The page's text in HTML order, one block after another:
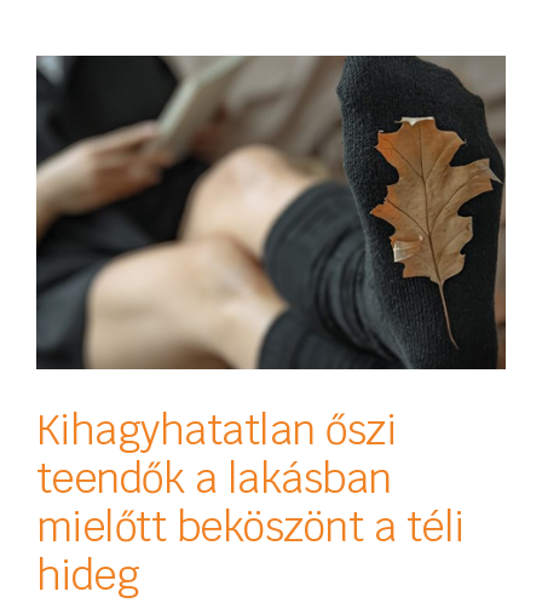
Kihagyhatatlan őszi
teendők a lakásban
mielőtt beköszönt a téli
hideg